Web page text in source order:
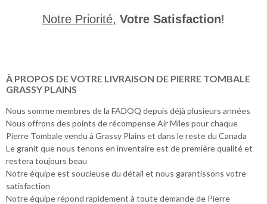
Notre Priorité, Votre Satisfaction!
À PROPOS DE VOTRE LIVRAISON DE PIERRE TOMBALE
GRASSY PLAINS
Nous somme membres de la FADOQ depuis déjà plusieurs années
Nous offrons des points de récompense Air Miles pour chaque
Pierre Tombale vendu à Grassy Plains et dans le reste du Canada
Le granit que nous tenons en inventaire est de première qualité et
restera toujours beau
Notre équipe est soucieuse du détail et nous garantissons votre
satisfaction
Notre équipe répond rapidement à toute demande de Pierre